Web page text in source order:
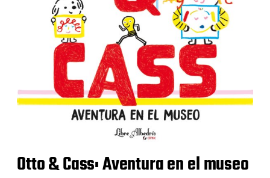
Otto & Cass: Aventura en el museo